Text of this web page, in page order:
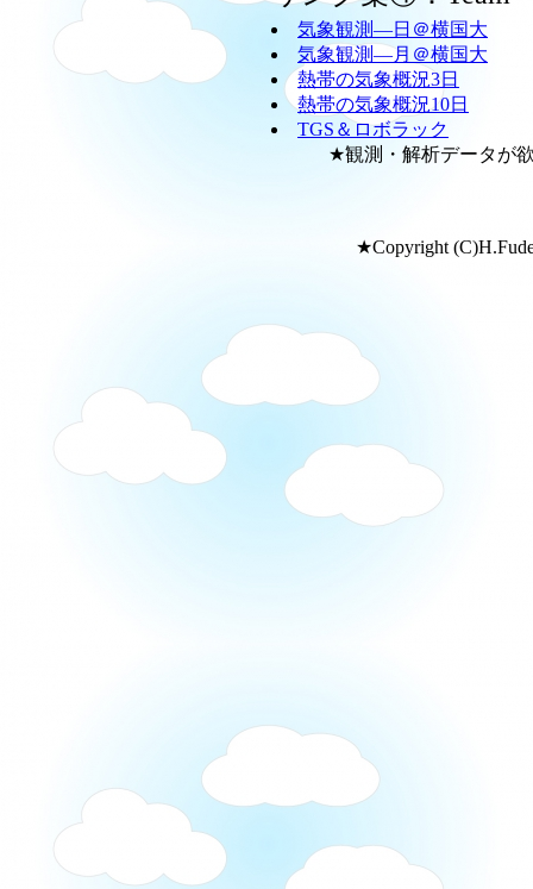
気象観測―日＠横国大
気象観測―月＠横国大
熱帯の気象概況3日
熱帯の気象概況10日
TGS＆ロボラック
★観測・解析データが欲し
★Copyright